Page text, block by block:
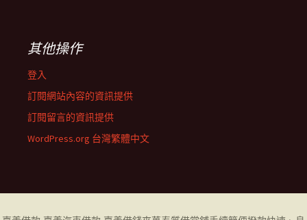
其他操作
登入
訂閱網站內容的資訊提供
訂閱留言的資訊提供
WordPress.org 台灣繁體中文